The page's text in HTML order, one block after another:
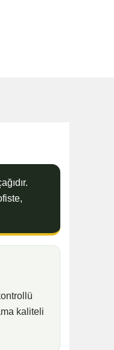
kaliteli